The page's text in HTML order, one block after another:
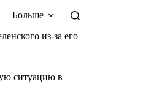
Больше
из-за его
ситуацию в